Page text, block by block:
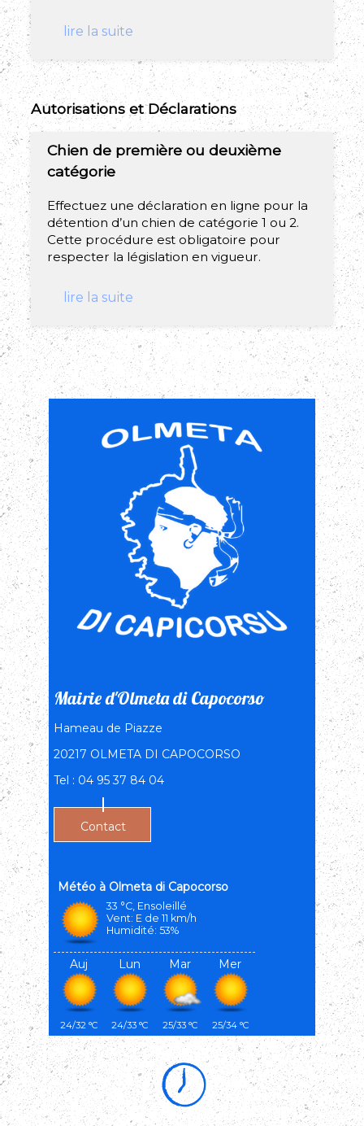
lire la suite
Autorisations et Déclarations
Chien de première ou deuxième
catégorie
Effectuez une déclaration en ligne pour la
détention d’un chien de catégorie 1 ou 2.
Cette procédure est obligatoire pour
respecter la législation en vigueur.
lire la suite
Mairie d'Olmeta di Capocorso
Hameau de Piazze
20217 OLMETA DI CAPOCORSO
Tel : 04 95 37 84 04
Contact
Olmeta di Capocorso
33 °C, Ensoleillé
Vent: E de 11 km/h
Humidité: 53%
Auj
24/32 °C
Lun
24/33 °C
Mar
25/33 °C
Mer
25/34 °C